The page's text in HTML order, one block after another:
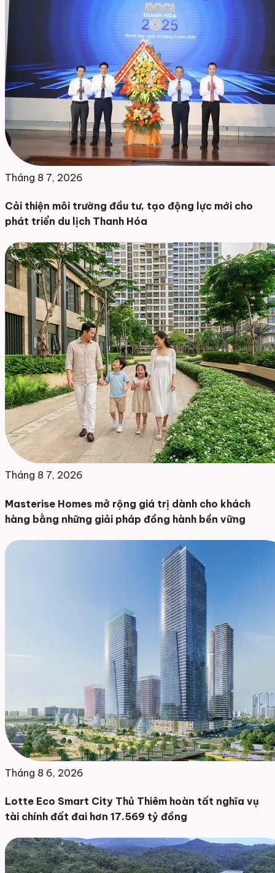
Tháng 8 7, 2026
Cải thiện môi trường đầu tư, tạo động lực mới cho
phát triển du lịch Thanh Hóa
Tháng 8 7, 2026
Masterise Homes mở rộng giá trị dành cho khách
hàng bằng những giải pháp đồng hành bền vững
Tháng 8 6, 2026
Lotte Eco Smart City Thủ Thiêm hoàn tất nghĩa vụ
tài chính đất đai hơn 17.569 tỷ đồng